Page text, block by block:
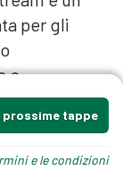
per gli
o
idonei,
due
pieno
prossime tappe
e le condizioni